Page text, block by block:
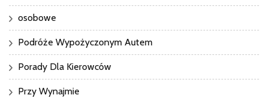
osobowe
Podróże Wypożyczonym Autem
Porady Dla Kierowców
Przy Wynajmie